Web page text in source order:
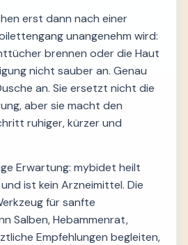
erst dann nach einer
unangenehm wird:
brennen oder die Haut
nicht sauber an. Genau
an. Sie ersetzt nicht die
aber sie macht den
ruhiger, kürzer und
Erwartung: mybidet heilt
ist kein Arzneimittel. Die
für sanfte
Salben, Hebammenrat,
Empfehlungen begleiten,